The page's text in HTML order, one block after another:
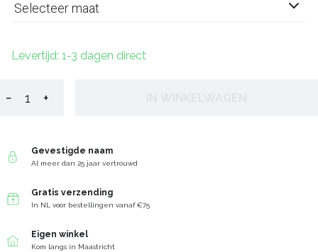
Selecteer maat
Levertijd: 1-3 dagen direct
− +
Gevestigde naam
Al meer dan 25 jaar vertrouwd
Gratis verzending
In NL voor bestellingen vanaf €75
Eigen winkel
Kom langs in Maastricht